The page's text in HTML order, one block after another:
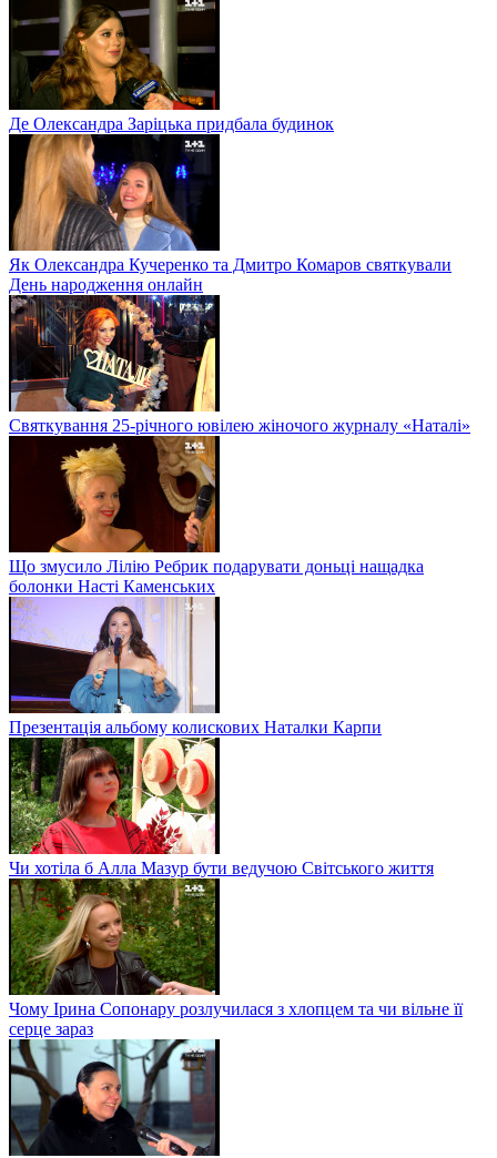
Де Олександра Заріцька придбала будинок
Як Олександра Кучеренко та Дмитро Комаров святкували
День народження онлайн
Святкування 25-річного ювілею жіночого журналу «Наталі»
Що змусило Лілію Ребрик подарувати доньці нащадка
болонки Насті Каменських
Презентація альбому колискових Наталки Карпи
Чи хотіла б Алла Мазур бути ведучою Світського життя
Чому Ірина Сопонару розлучилася з хлопцем та чи вільне її
серце зараз